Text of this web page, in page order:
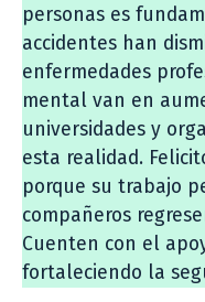
personas es
accidentes han
enfermedades
mental van en
universidades y
esta realidad.
porque su trabajo
compañeros
Cuenten con el
fortaleciendo la